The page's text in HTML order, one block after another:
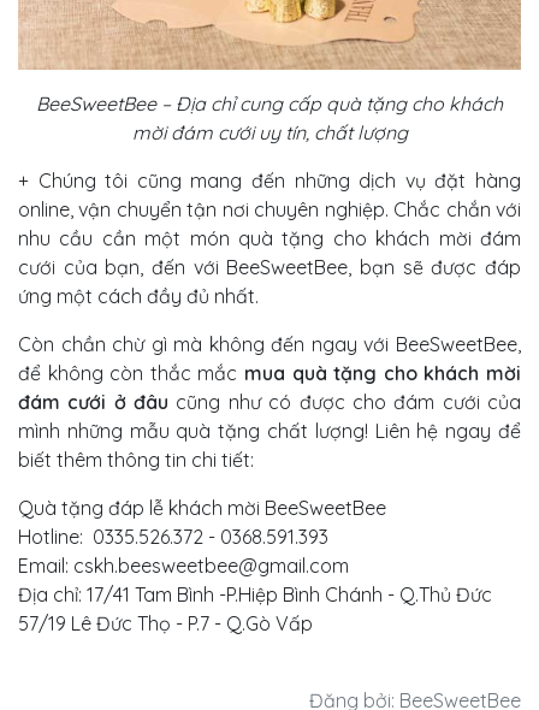
BeeSweetBee – Địa chỉ cung cấp quà tặng cho khách
mời đám cưới uy tín, chất lượng
+ Chúng tôi cũng mang đến những dịch vụ đặt hàng
online, vận chuyển tận nơi chuyên nghiệp. Chắc chắn với
nhu cầu cần một món quà tặng cho khách mời đám
cưới của bạn, đến với BeeSweetBee, bạn sẽ được đáp
ứng một cách đầy đủ nhất.
Còn chần chừ gì mà không đến ngay với BeeSweetBee,
để không còn thắc mắc mua quà tặng cho khách mời
đám cưới ở đâu cũng như có được cho đám cưới của
mình những mẫu quà tặng chất lượng! Liên hệ ngay để
biết thêm thông tin chi tiết:
Quà tặng đáp lễ khách mời BeeSweetBee
Hotline: 0335.526.372 - 0368.591.393
Email: cskh.beesweetbee@gmail.com
Địa chỉ: 17/41 Tam Bình -P.Hiệp Bình Chánh - Q.Thủ Đức
57/19 Lê Đức Thọ - P.7 - Q.Gò Vấp
Đăng bởi: BeeSweetBee